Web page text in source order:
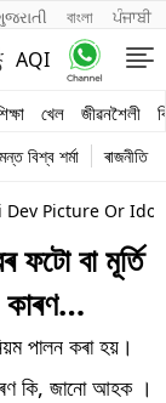
বাংলা ਪੰਜਾਬੀ
AQI
খেল জীৱনশৈলী
বিশ্ব শৰ্মা ৰাজনীতি
Dev Picture Or
বা মূৰ্তি
কাৰণ…
পালন কৰা হয়।
কি, জানো আহক ।